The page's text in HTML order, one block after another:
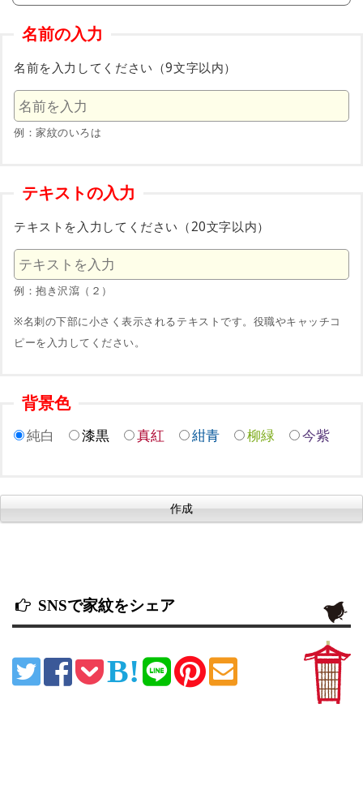
名前の入力
名前を入力してください（9文字以内）
例：家紋のいろは
テキストの入力
テキストを入力してください（20文字以内）
例：抱き沢瀉（２）
※名刺の下部に小さく表示されるテキストです。役職やキャッチコ
ピーを入力してください。
背景色
純白 漆黒 真紅 紺青 柳緑 今紫
SNSで家紋をシェア